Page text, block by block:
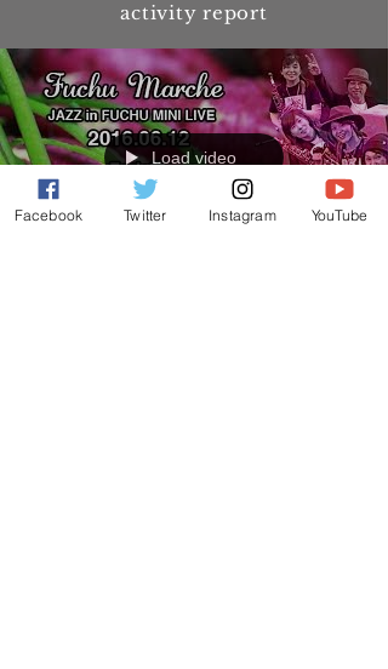
activity report
Load video
Facebook Twitter Instagram YouTube